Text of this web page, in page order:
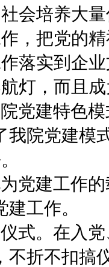
会培养大
，把党的
落实到企
灯，而且
党建特色
我院党建模
党建工作
工作。
式。在入
不折不扣搞